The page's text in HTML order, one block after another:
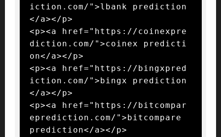
iction.com/">lbank prediction
</a></p>
<p><a href="https://coinexpre
diction.com/">coinex predicti
on</a></p>
<p><a href="https://bingxpred
iction.com/">bingx prediction
</a></p>
<p><a href="https://bitcompar
eprediction.com/">bitcompare
prediction</a></p>